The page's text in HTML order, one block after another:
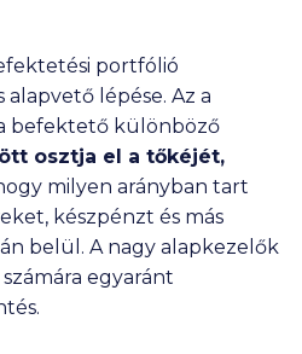
portfólió
alapvető lépése. Az a
befektető különböző
osztja el a tőkéjét,
milyen arányban tart
készpénzt és más
belül. A nagy alapkezelők
egyaránt